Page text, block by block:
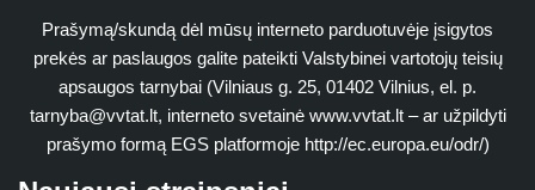
Prašymą/skundą dėl mūsų interneto parduotuvėje įsigytos
prekės ar paslaugos galite pateikti Valstybinei vartotojų teisių
apsaugos tarnybai (Vilniaus g. 25, 01402 Vilnius, el. p.
tarnyba@vvtat.lt, interneto svetainė www.vvtat.lt – ar užpildyti
prašymo formą EGS platformoje http://ec.europa.eu/odr/)